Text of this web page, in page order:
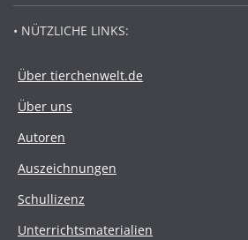
• NÜTZLICHE LINKS:
Über tierchenwelt.de
Über uns
Autoren
Auszeichnungen
Schullizenz
Unterrichtsmaterialien